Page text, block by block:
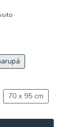
70 x 95 cm